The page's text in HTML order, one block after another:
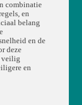
combinatie
en
belang
en de
deze
veilig
en